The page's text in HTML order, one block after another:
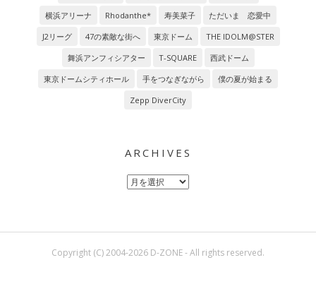
横浜アリーナ
Rhodanthe* 寿美菜子
ただいま 恋愛中
J2リーグ
47の素敵な街へ 東京ドーム
THE IDOLM@STER
舞浜アンフィシアター
T-SQUARE
西武ドーム
東京ドームシティホール
手をつなぎながら
僕の夏が始まる
Zepp DiverCity
ARCHIVES
Archives
Copyright (C) 2004-2026 D-ZONE - All rights reserved.